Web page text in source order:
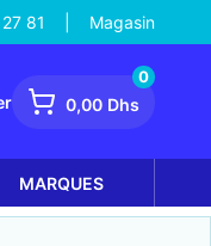
81 Magasin
0,00 Dhs
0
MARQUES